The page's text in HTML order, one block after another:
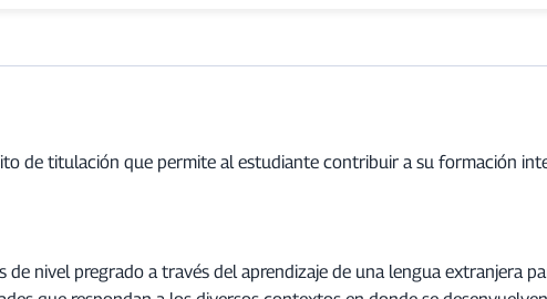
de titulación que permite al estudiante contribuir a su formación
nivel pregrado a través del aprendizaje de una lengua extranjera